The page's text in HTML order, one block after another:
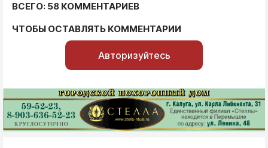
ВСЕГО: 58 КОММЕНТАРИЕВ
ЧТОБЫ ОСТАВЛЯТЬ КОММЕНТАРИИ
Авторизуйтесь